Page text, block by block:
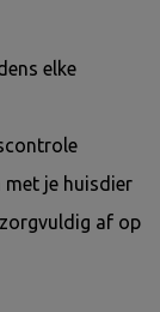
elke
met je huisdier
af op